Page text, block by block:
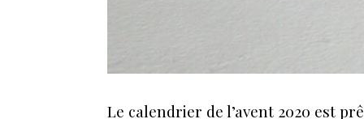
Le calendrier de l’avent 2020 est